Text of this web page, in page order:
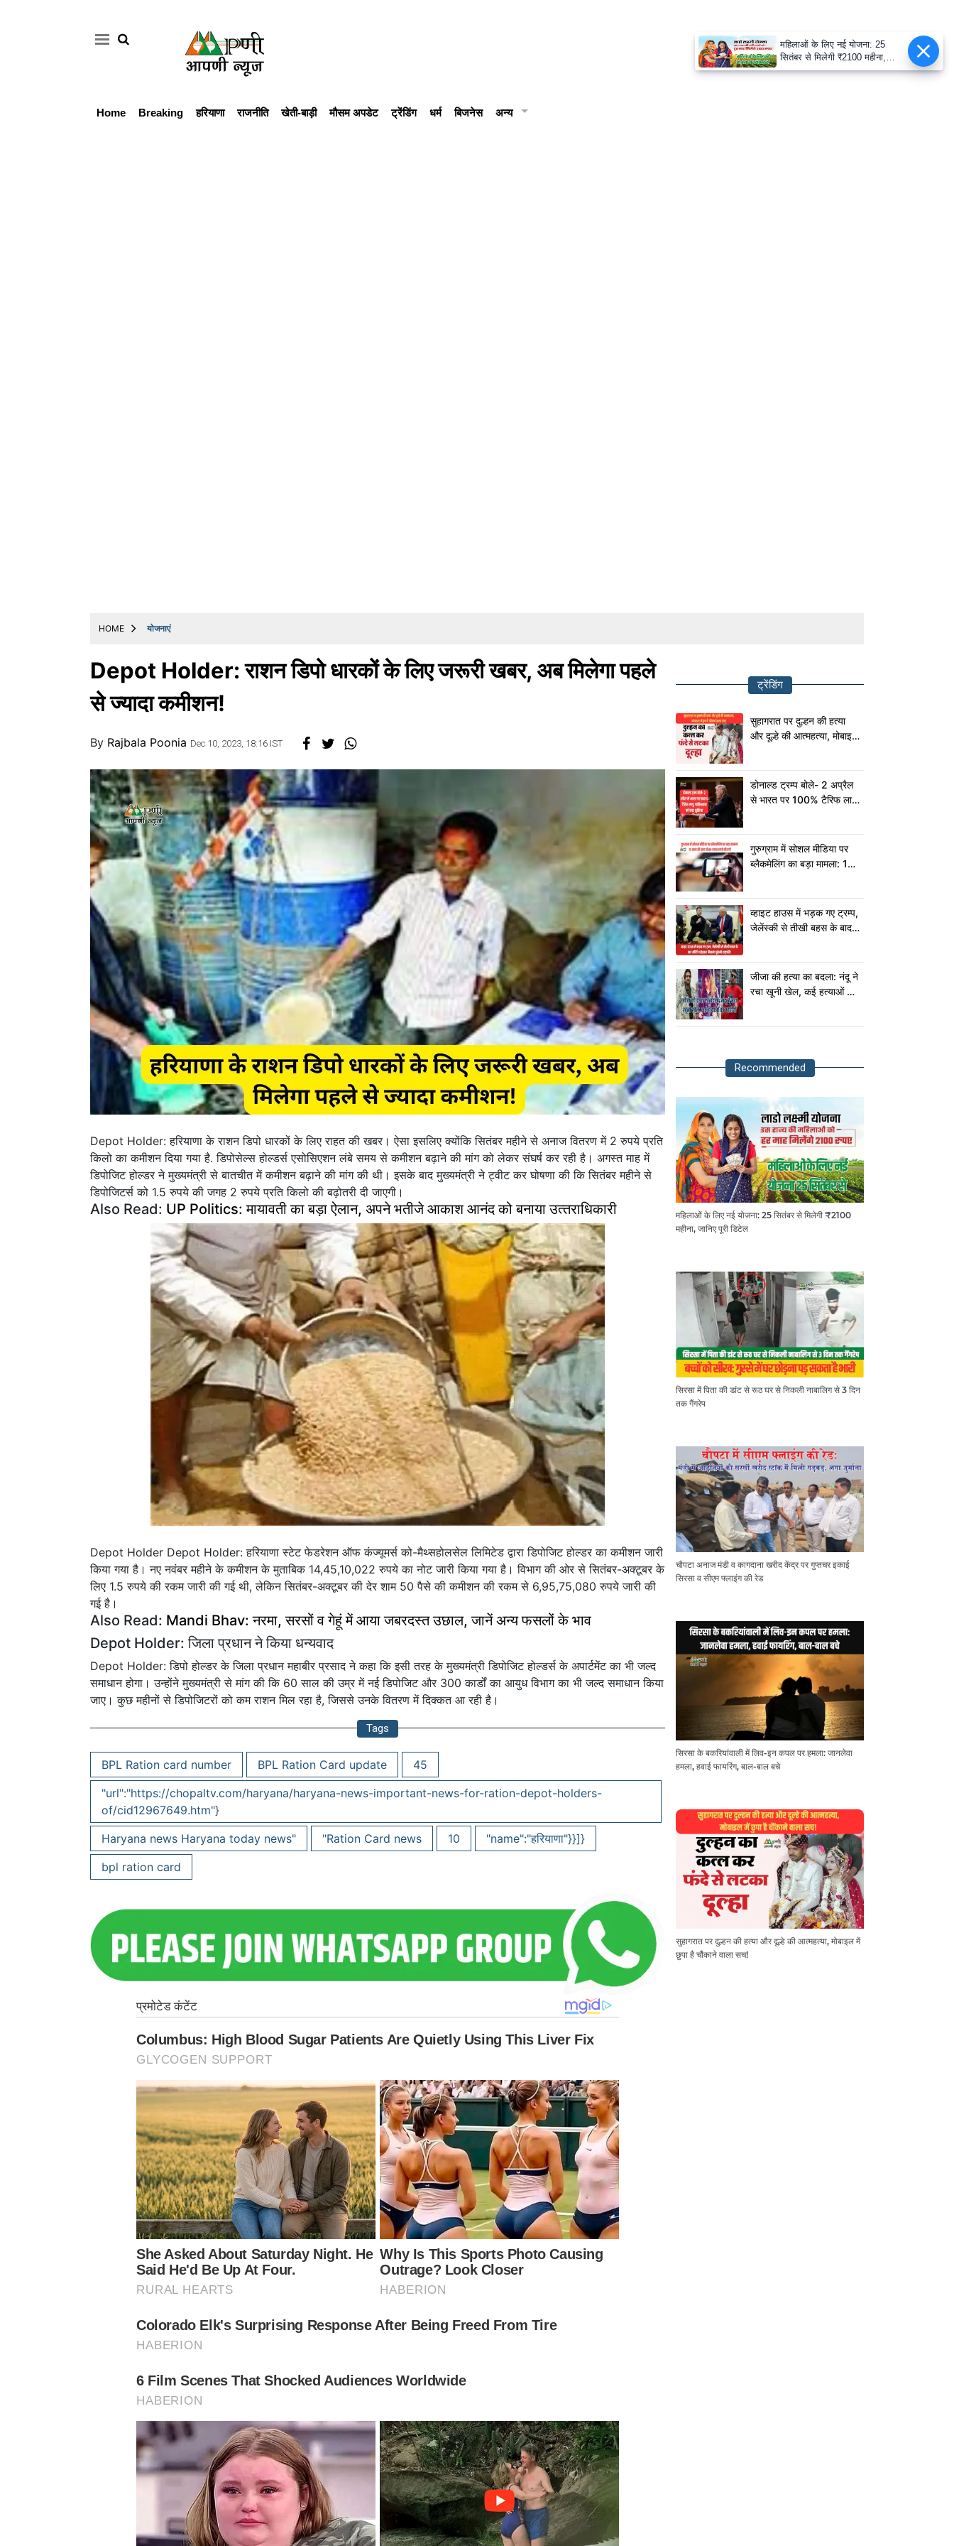
Home Breaking हरियाणा राजनीति खेती-बाड़ी मौसम अपडेट ट्रेंडिंग धर्म बिजनेस अन्य
HOME योजनाएं
Depot Holder: राशन डिपो धारकों के लिए जरूरी खबर, अब मिलेगा पहले
से ज्यादा कमीशन!
By Rajbala Poonia Dec 10, 2023, 18:16 IST
Depot Holder: हरियाणा के राशन डिपो धारकों के लिए राहत की खबर। ऐसा इसलिए क्योंकि सितंबर महीने से अनाज वितरण में 2 रुपये प्रति
किलो का कमीशन दिया गया है. डिपोसेल्स होल्डर्स एसोसिएशन लंबे समय से कमीशन बढ़ाने की मांग को लेकर संघर्ष कर रही है। अगस्त माह में
डिपोजिट होल्डर ने मुख्यमंत्री से बातचीत में कमीशन बढ़ाने की मांग की थी। इसके बाद मुख्यमंत्री ने ट्वीट कर घोषणा की कि सितंबर महीने से
डिपोजिटर्स को 1.5 रुपये की जगह 2 रुपये प्रति किलो की बढ़ोतरी दी जाएगी।
Also Read: UP Politics: मायावती का बड़ा ऐलान, अपने भतीजे आकाश आनंद को बनाया उत्‍तराधिकारी
Depot Holder Depot Holder: हरियाणा स्टेट फेडरेशन ऑफ कंज्यूमर्स को-मैथ्सहोलसेल लिमिटेड द्वारा डिपोजिट होल्डर का कमीशन जारी
किया गया है। नए नवंबर महीने के कमीशन के मुताबिक 14,45,10,022 रुपये का नोट जारी किया गया है। विभाग की ओर से सितंबर-अक्टूबर के
लिए 1.5 रुपये की रकम जारी की गई थी, लेकिन सितंबर-अक्टूबर की देर शाम 50 पैसे की कमीशन की रकम से 6,95,75,080 रुपये जारी की
गई है।
Also Read: Mandi Bhav: नरमा, सरसों व गेहूं में आया जबरदस्त उछाल, जानें अन्य फसलों के भाव
Depot Holder: जिला प्रधान ने किया धन्यवाद
Depot Holder: डिपो होल्डर के जिला प्रधान महाबीर प्रसाद ने कहा कि इसी तरह के मुख्यमंत्री डिपोजिट होल्डर्स के अपार्टमेंट का भी जल्द
समाधान होगा। उन्होंने मुख्यमंत्री से मांग की कि 60 साल की उम्र में नई डिपोजिट और 300 कार्डों का आयुध विभाग का भी जल्द समाधान किया
जाए। कुछ महीनों से डिपोजिटरों को कम राशन मिल रहा है, जिससे उनके वितरण में दिक्कत आ रही है।
Tags
BPL Ration card number BPL Ration Card update
45
"url":"https://chopaltv.com/haryana/haryana-news-important-news-for-ration-depot-holders-
of/cid12967649.htm"}
Haryana news Haryana today news"
"Ration Card news 10
"name":"हरियाणा"}}]}
bpl ration card
ट्रेंडिंग
सुहागरात पर दुल्हन की हत्या
और दूल्हे की आत्महत्या, मोबाइल
डोनाल्ड ट्रम्प बोले- 2 अप्रैल
से भारत पर 100% टैरिफ लागू,
गुरुग्राम में सोशल मीडिया पर
ब्लैकमेलिंग का बड़ा मामला: 15
व्हाइट हाउस में भड़क गए ट्रम्प,
जेलेंस्की से तीखी बहस के बाद
जीजा की हत्या का बदला: नंदू ने
रचा खूनी खेल, कई हत्याओं का
Recommended
महिलाओं के लिए नई योजना: 25 सितंबर से मिलेगी ₹2100
महीना, जानिए पूरी डिटेल
सिरसा में पिता की डांट से रूठ घर से निकली नाबालिग से 3 दिन
तक गैंगरेप
चौपटा अनाज मंडी व कागदाना खरीद केंद्र पर गुप्तचर इकाई
सिरसा व सीएम फ्लाइंग की रेड
सिरसा के बकरियांवाली में लिव-इन कपल पर हमला: जानलेवा
हमला, हवाई फायरिंग, बाल-बाल बचे
सुहागरात पर दुल्हन की हत्या और दूल्हे की आत्महत्या, मोबाइल में
छुपा है चौंकाने वाला सच!
महिलाओं के लिए नई योजना: 25
सितंबर से मिलेगी ₹2100 महीना,
जानिए पूरी डिटेल